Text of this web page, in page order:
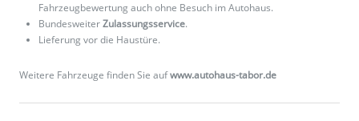
Fahrzeugbewertung auch ohne Besuch im Autohaus.
BundesweiterZulassungsservice.
Lieferung vor die Haustüre.
Weitere Fahrzeuge finden Sie aufwww.autohaus-tabor.de